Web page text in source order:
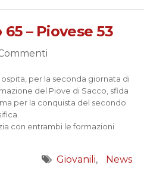
65 – Piovese 53
ospita, per la seconda giornata di
del Piove di Sacco, sfida
per la conquista del secondo
con entrambi le formazioni
si segna poco ed il gioco è
ma guadagniamo solo il vantaggio
Giovanili News